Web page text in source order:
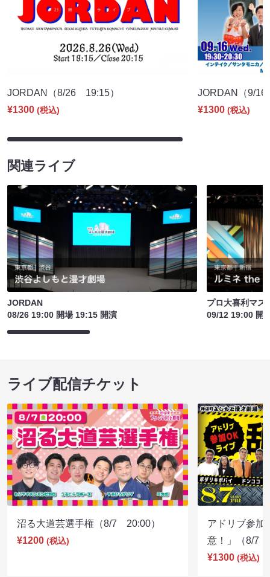
JORDAN（8/26 19:15）
¥1300 (税込)
JORDAN（9/
¥1300 (税込)
関連ライブ
JORDAN
08/26 19:00 開場 19:15 開演
プロ大喜利マス
09/12 19:00 開
ライブ配信チケット
沼る大道芸選手権（8/7 20:00）
¥1200 (税込)
アドリブ参加
意！」（8/7
¥1300 (税込)